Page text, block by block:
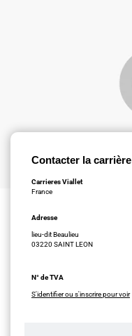
Contacter la carrière
Carrieres Viallet
France
Adresse
lieu-dit Beaulieu
03220 SAINT LEON
N° de TVA
S'identifier ou s'inscrire pour voir